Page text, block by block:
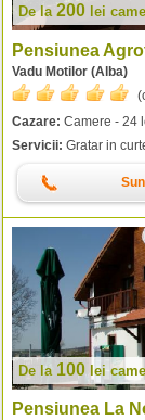
De la 200 lei
Pensiunea
Vadu Motilor (Alba)
Cazare: Camere - 24
Servicii: Gratar in
De la 100 lei
Pensiunea La